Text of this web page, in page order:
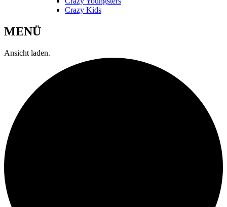
Crazy Kids
MENÜ
Ansicht laden.